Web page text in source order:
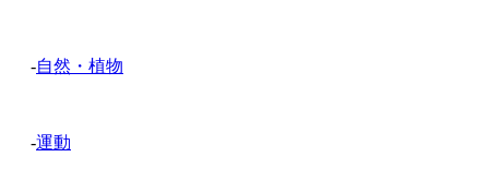
-自然・植物
-運動